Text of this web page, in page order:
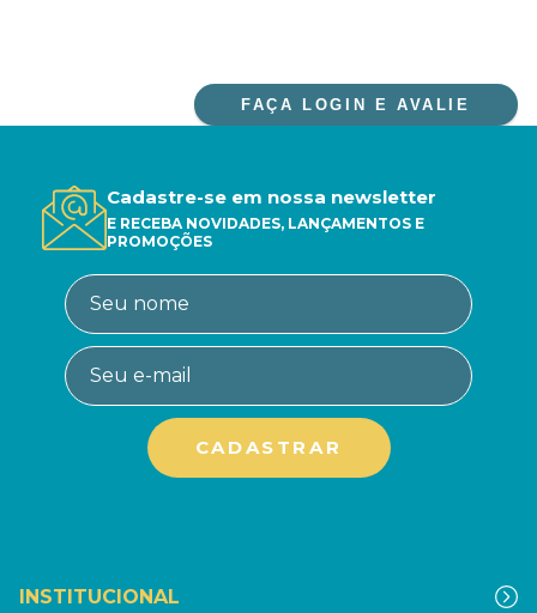
FAÇA LOGIN E AVALIE
Cadastre-se em nossa newsletter
E RECEBA NOVIDADES, LANÇAMENTOS E
PROMOÇÕES
INSTITUCIONAL